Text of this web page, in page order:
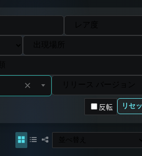
✕
反転 リセ